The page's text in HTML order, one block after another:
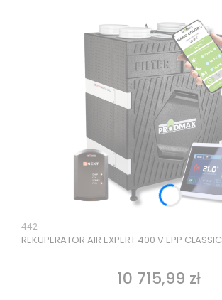
Kod produktu
442
REKUPERATOR AIR EXPERT 400 V EPP CLASSIC
Cena
10 715,99 zł